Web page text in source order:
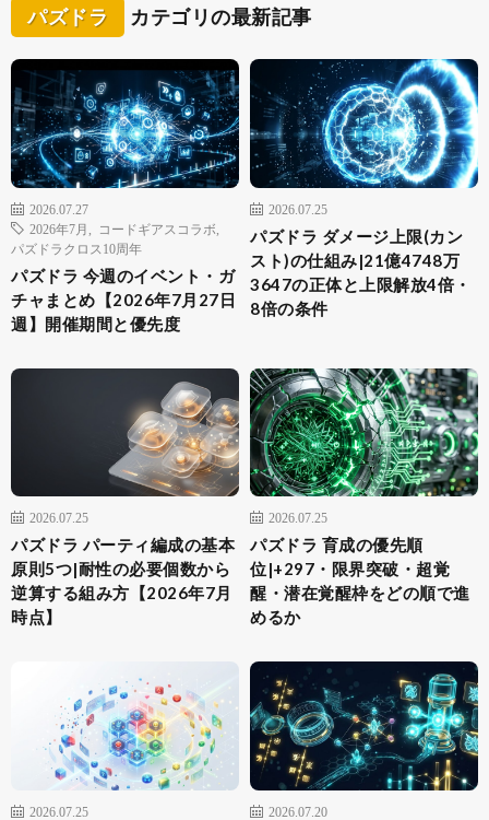
パズドラ カテゴリの最新記事
2026.07.27
2026年7月
コードギアスコラボ
パズドラクロス10周年
パズドラ 今週のイベント・ガ
チャまとめ【2026年7月27日
週】開催期間と優先度
2026.07.25
パズドラ ダメージ上限(カン
スト)の仕組み|21億4748万
3647の正体と上限解放4倍・
8倍の条件
2026.07.25
パズドラ パーティ編成の基本
原則5つ|耐性の必要個数から
逆算する組み方【2026年7月
時点】
2026.07.25
パズドラ 育成の優先順
位|+297・限界突破・超覚
醒・潜在覚醒枠をどの順で進
めるか
2026.07.25 2026.07.20